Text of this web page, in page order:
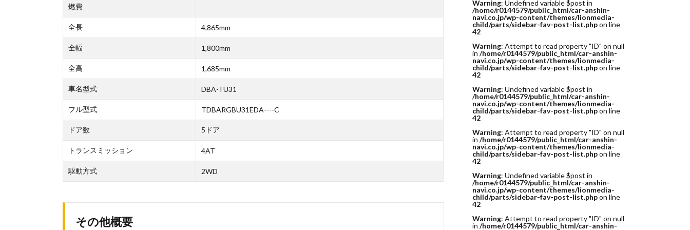
燃費
全長 4,865mm
全幅 1,800mm
全高 1,685mm
車名型式 DBA-TU31
フル型式 TDBARGBU31EDA----C
ドア数 5ドア
トランスミッション 4AT
駆動方式 2WD
その他概要
Warning: Undefined variable $post in
/home/r0144579/public_html/car-anshin-
navi.co.jp/wp-content/themes/lionmedia-
child/parts/sidebar-fav-post-list.phpon line
42
Warning: Attempt to read property "ID" on null
in /home/r0144579/public_html/car-anshin-
navi.co.jp/wp-content/themes/lionmedia-
child/parts/sidebar-fav-post-list.phpon line
42
Warning: Undefined variable $post in
/home/r0144579/public_html/car-anshin-
navi.co.jp/wp-content/themes/lionmedia-
child/parts/sidebar-fav-post-list.phpon line
42
Warning: Attempt to read property "ID" on null
in /home/r0144579/public_html/car-anshin-
navi.co.jp/wp-content/themes/lionmedia-
child/parts/sidebar-fav-post-list.phpon line
42
Warning: Undefined variable $post in
/home/r0144579/public_html/car-anshin-
navi.co.jp/wp-content/themes/lionmedia-
child/parts/sidebar-fav-post-list.phpon line
42
Warning: Attempt to read property "ID" on null
in /home/r0144579/public_html/car-anshin-